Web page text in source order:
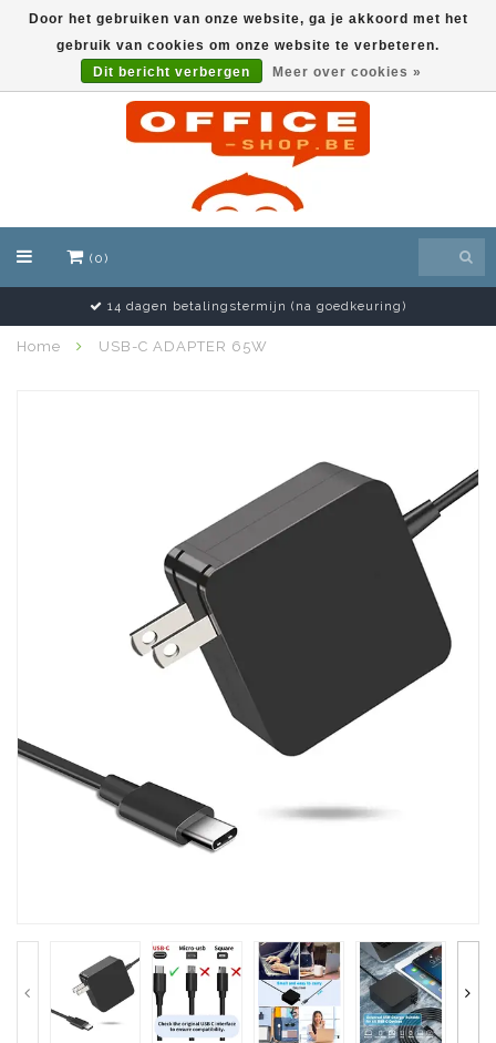
(0)
14 dagen betalingstermijn (na goedkeuring)
Home USB-C ADAPTER 65W
Door het gebruiken van onze website, ga je akkoord met het
gebruik van cookies om onze website te verbeteren.
Dit bericht verbergen
Meer over cookies »